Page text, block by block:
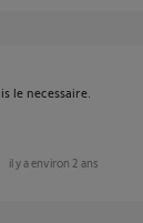
le necessaire.
il y a environ 2 ans